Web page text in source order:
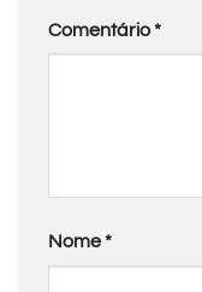
Comentário*
Nome*